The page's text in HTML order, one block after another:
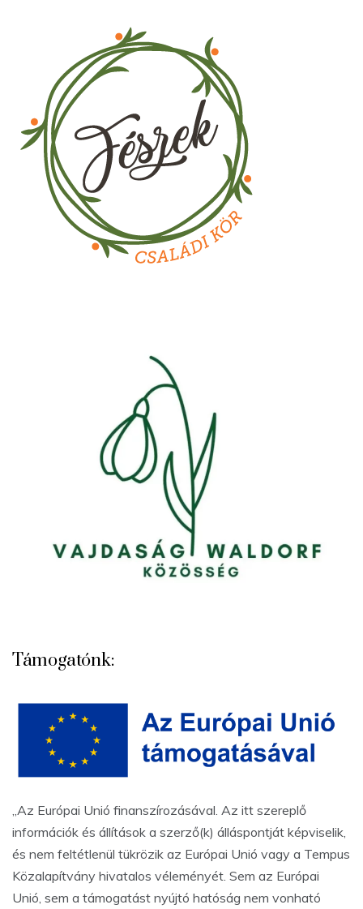
Támogatónk:
„Az Európai Unió finanszírozásával. Az itt szereplő
információk és állítások a szerző(k) álláspontját képviselik,
és nem feltétlenül tükrözik az Európai Unió vagy a Tempus
Közalapítvány hivatalos véleményét. Sem az Európai
Unió, sem a támogatást nyújtó hatóság nem vonható